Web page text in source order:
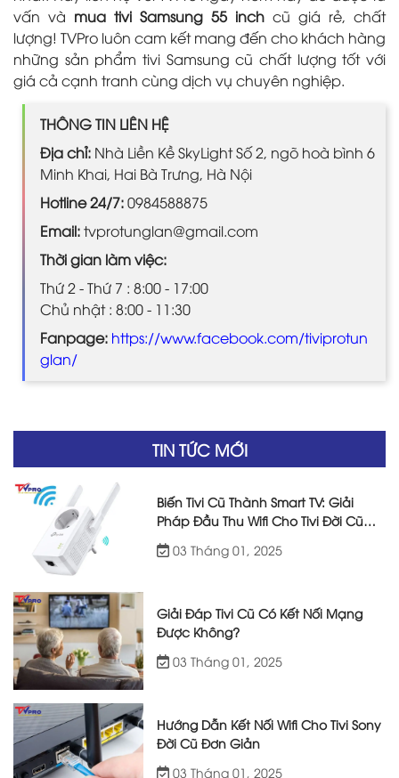
vấn và mua tivi Samsung 55 inch cũ giá rẻ, chất
lượng! TVPro luôn cam kết mang đến cho khách hàng
những sản phẩm tivi Samsung cũ chất lượng tốt với
giá cả cạnh tranh cùng dịch vụ chuyên nghiệp.
THÔNG TIN LIÊN HỆ
Địa chỉ: Nhà Liền Kề SkyLight Số 2, ngõ hoà bình 6
Minh Khai, Hai Bà Trưng, Hà Nội
Hotline 24/7:0984588875
Email:tvprotunglan@gmail.com
Thời gian làm việc:
Thứ 2 - Thứ 7 : 8:00 - 17:00
Chủ nhật : 8:00 - 11:30
Fanpage: https://www.facebook.com/tiviprotun
glan/
TIN TỨC MỚI
Biến Tivi Cũ Thành Smart TV: Giải
Pháp Đầu Thu Wifi Cho Tivi Đời Cũ
Hiệu Quả
03 Tháng 01, 2025
Giải Đáp Tivi Cũ Có Kết Nối Mạng
Được Không?
03 Tháng 01, 2025
Hướng Dẫn Kết Nối Wifi Cho Tivi Sony
Đời Cũ Đơn Giản
03 Tháng 01, 2025